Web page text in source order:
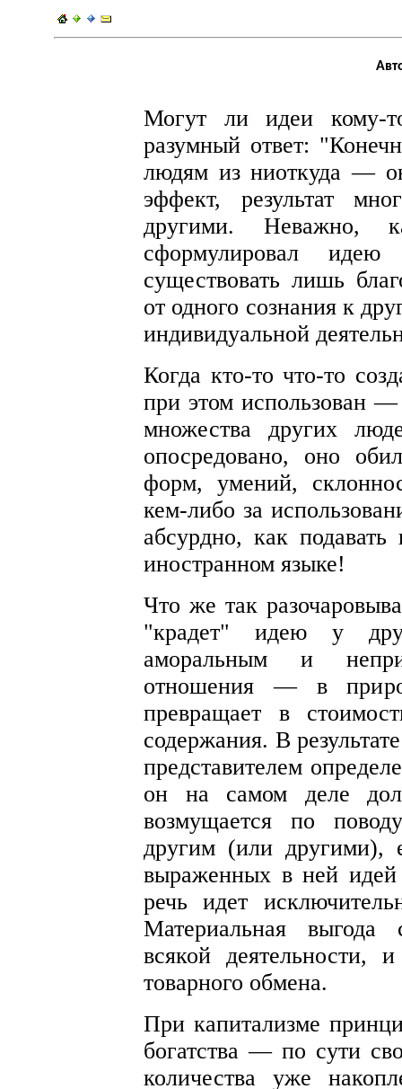
Могут ли идеи кому-
разумный ответ:
людям из ниоткуда —
эффект, результат
другими. Неважно,
сформулировал
существовать лишь
от одного сознания к
индивидуальной
Когда кто-то что-то
при этом использован
множества других
опосредовано, оно
форм, умений,
кем-либо за
абсурдно, как
иностранном языке!
Что же так
"крадет" идею у
аморальным и
отношения — в
превращает в
содержания. В
представителем
он на самом деле
возмущается по
другим (или другими),
выраженных в ней
речь идет
Материальная выгода
всякой деятельности,
товарного обмена.
При капитализме
богатства — по сути
количества уже